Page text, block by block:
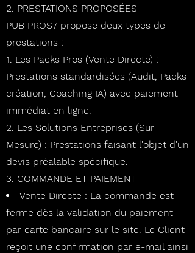
2. PRESTATIONS PROPOSÉES
PUB PROS7 propose deux types de
prestations :
Les Packs Pros (Vente Directe) :
Prestations standardisées (Audit, Packs
création, Coaching IA) avec paiement
immédiat en ligne.
Les Solutions Entreprises (Sur
Mesure) : Prestations faisant l'objet d'un
devis préalable spécifique.
3. COMMANDE ET PAIEMENT
Vente Directe : La commande est
ferme dès la validation du paiement
par carte bancaire sur le site. Le Client
reçoit une confirmation par e-mail ainsi